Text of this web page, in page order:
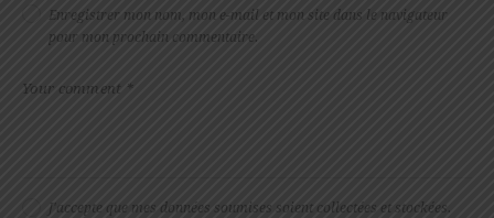
Enregistrer mon nom, mon e-mail et mon site dans le navigateur
pour mon prochain commentaire.
J'accepte que mes données soumises soient collectées et stockées.